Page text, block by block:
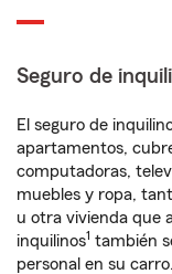
Seguro de
El seguro de
apartamentos,
computadoras,
muebles y ropa,
u otra vivienda que
inquilinos1 también
personal en su